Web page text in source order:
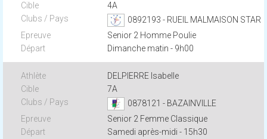
4A
0892193 - RUEIL MALMAISON STAR
Senior 2 Homme Poulie
Dimanche matin - 9h00
DELPIERRE Isabelle
7A
0878121 - BAZAINVILLE
Senior 2 Femme Classique
Samedi après-midi - 15h30